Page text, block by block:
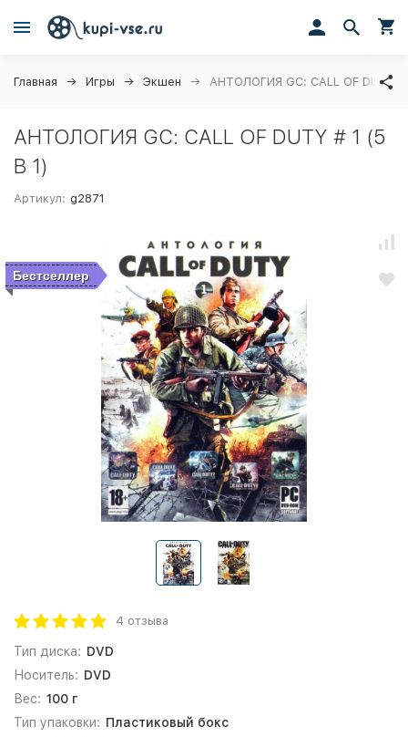
Главная Игры Экшен АНТОЛОГИЯ GC: CALL OF DUTY
АНТОЛОГИЯ GC: CALL OF DUTY # 1 (5
В 1)
Артикул: g2871
Бестселлер
4 отзыва
Тип диска: DVD
Носитель: DVD
Вес: 100 г
Тип упаковки: Пластиковый бокс